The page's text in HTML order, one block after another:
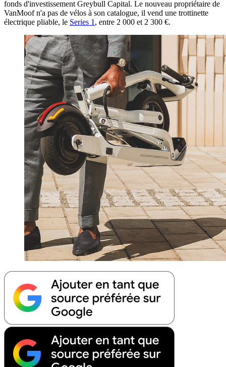
fonds d'investissement Greybull Capital. Le nouveau propriétaire de
VanMoof n'a pas de vélos à son catalogue, il vend une trottinette
électrique pliable, le Series 1 , entre 2 000 et 2 300 €.